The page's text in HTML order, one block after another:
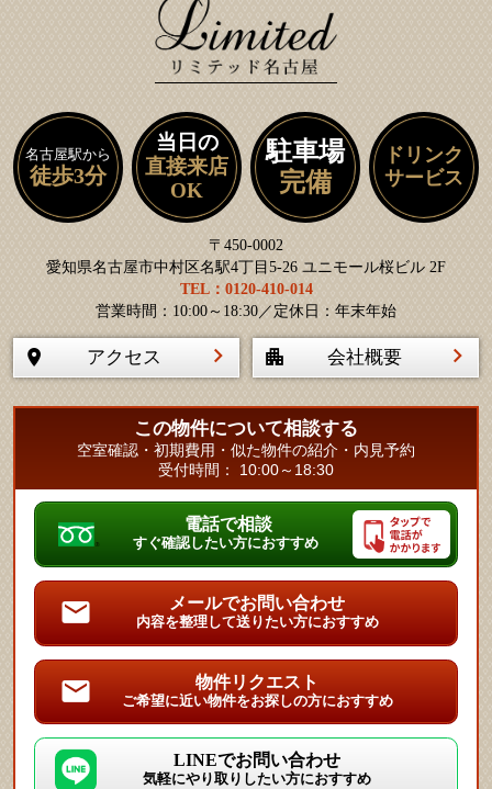
名古屋駅から
徒歩3分
当日の
直接来店
OK
駐車場
完備
ドリンク
サービス
〒450-0002
愛知県名古屋市中村区名駅4丁目5-26 ユニモール桜ビル 2F
TEL：0120-410-014
営業時間：10:00～18:30／定休日：年末年始
アクセス 会社概要
この物件について相談する
空室確認・初期費用・似た物件の紹介・内見予約
受付時間： 10:00～18:30
電話で相談
すぐ確認したい方におすすめ
メールでお問い合わせ
内容を整理して送りたい方におすすめ
物件リクエスト
ご希望に近い物件をお探しの方におすすめ
LINEでお問い合わせ
気軽にやり取りしたい方におすすめ